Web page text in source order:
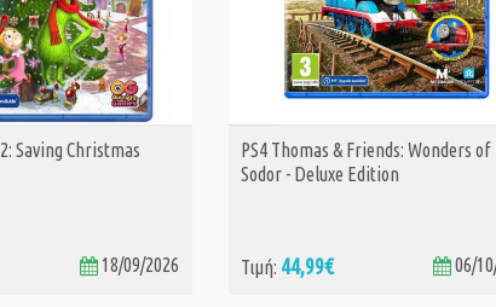
Saving Christmas
18/09/2026
ΑΓΟΡΑ
PS4 Thomas & Friends: Wonders of
Sodor - Deluxe Edition
Τιμή: 44,99€ 06/